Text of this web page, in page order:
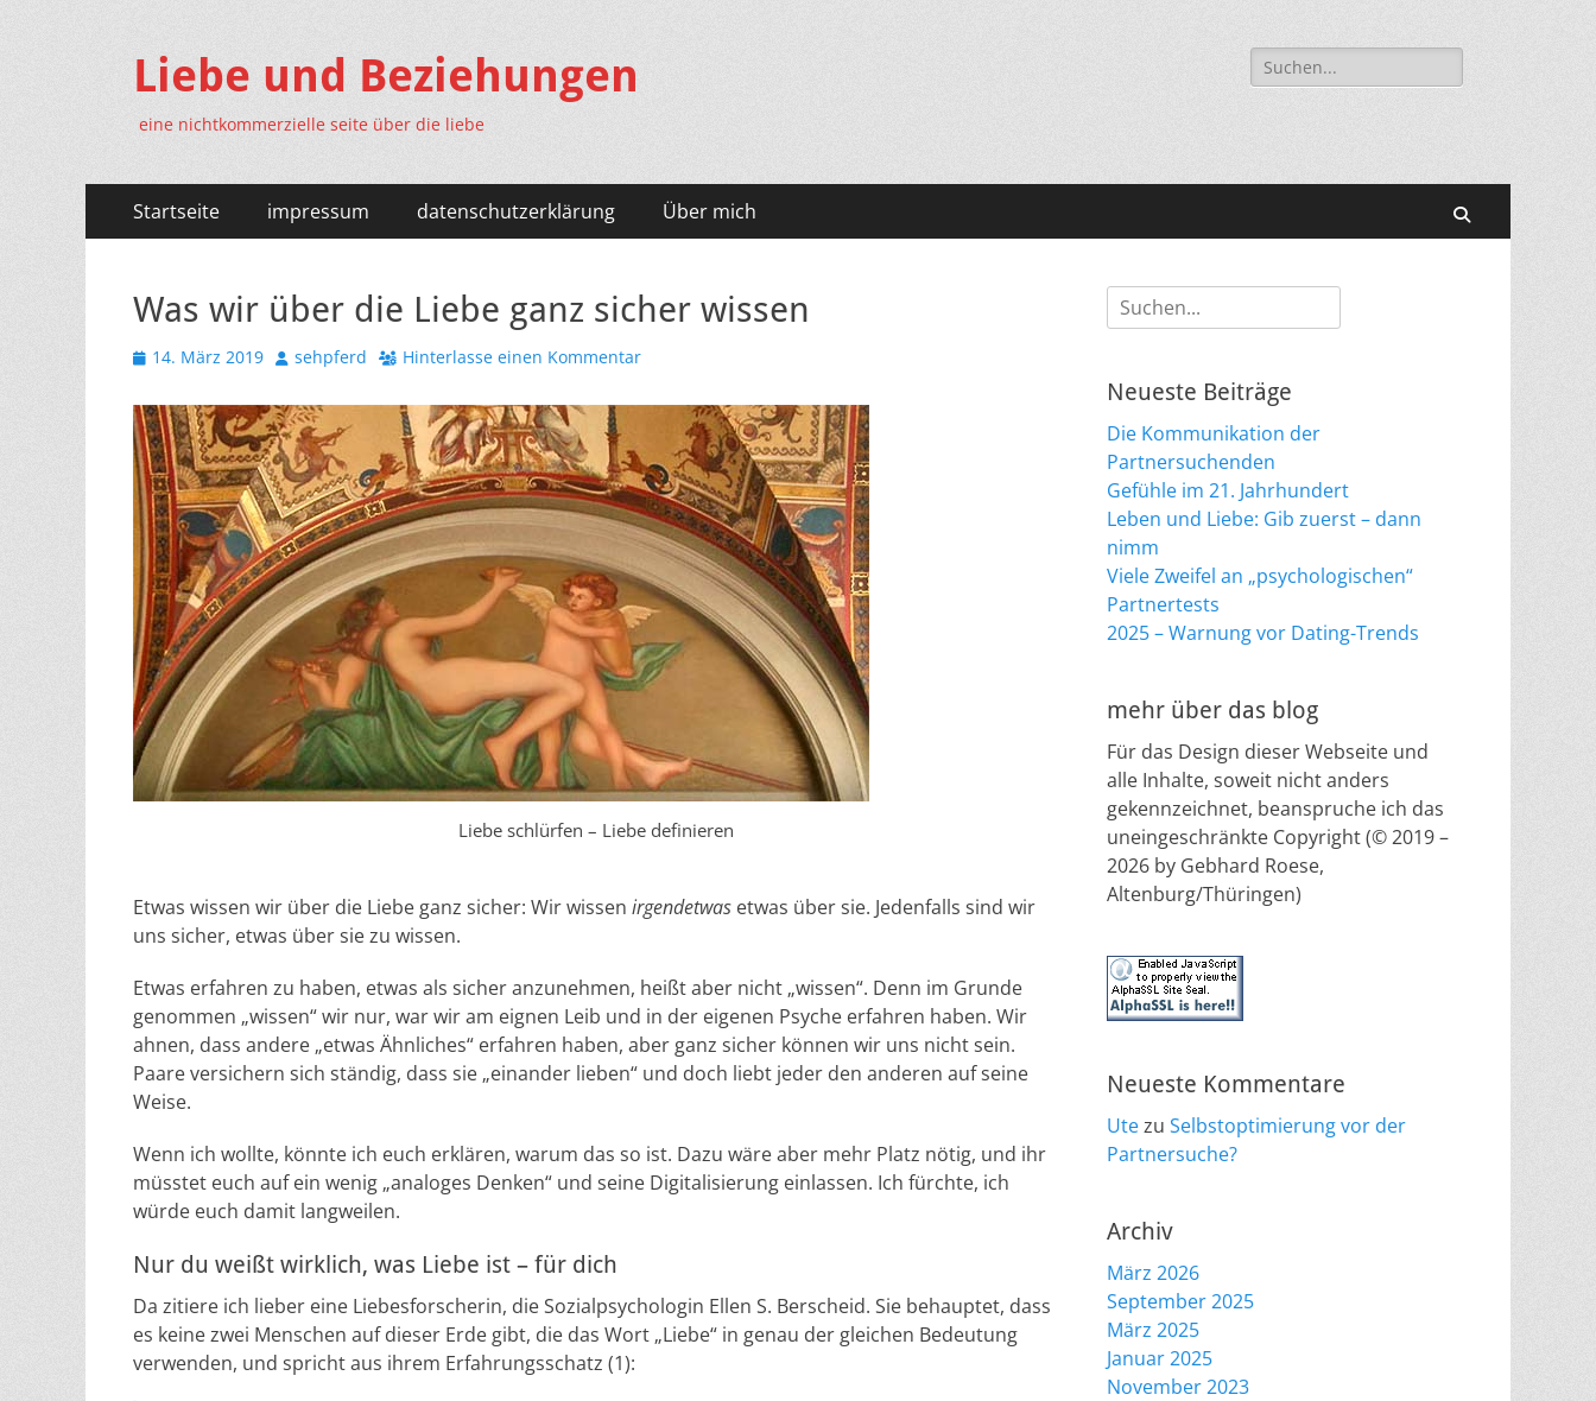
Liebe und Beziehungen
eine nichtkommerzielle seite über die liebe
Suche
nach:
Primäres
Menü
Inhalt
Startseite impressum datenschutzerklärung Über mich
Was wir über die Liebe ganz sicher wissen
Veröffentlicht
14. März 2019 Autorsehpferd Hinterlasse einen Kommentar
Liebe schlürfen – Liebe definieren
Etwas wissen wir über die Liebe ganz sicher: Wir wissen irgendetwas etwas über sie. Jedenfalls sind wir
uns sicher, etwas über sie zu wissen.
Etwas erfahren zu haben, etwas als sicher anzunehmen, heißt aber nicht „wissen“. Denn im Grunde
genommen „wissen“ wir nur, war wir am eignen Leib und in der eigenen Psyche erfahren haben. Wir
ahnen, dass andere „etwas Ähnliches“ erfahren haben, aber ganz sicher können wir uns nicht sein.
Paare versichern sich ständig, dass sie „einander lieben“ und doch liebt jeder den anderen auf seine
Weise.
Wenn ich wollte, könnte ich euch erklären, warum das so ist. Dazu wäre aber mehr Platz nötig, und ihr
müsstet euch auf ein wenig „analoges Denken“ und seine Digitalisierung einlassen. Ich fürchte, ich
würde euch damit langweilen.
Nur du weißt wirklich, was Liebe ist – für dich
Da zitiere ich lieber eine Liebesforscherin, die Sozialpsychologin Ellen S. Berscheid. Sie behauptet, dass
es keine zwei Menschen auf dieser Erde gibt, die das Wort „Liebe“ in genau der gleichen Bedeutung
verwenden, und spricht aus ihrem Erfahrungsschatz (1):
Suche
nach:
Neueste Beiträge
Die Kommunikation der
Partnersuchenden
Gefühle im 21. Jahrhundert
Leben und Liebe: Gib zuerst – dann
nimm
Viele Zweifel an „psychologischen“
Partnertests
2025 – Warnung vor Dating-Trends
mehr über das blog
Für das Design dieser Webseite und
alle Inhalte, soweit nicht anders
gekennzeichnet, beanspruche ich das
uneingeschränkte Copyright (© 2019 –
2026 by Gebhard Roese,
Altenburg/Thüringen)
Neueste Kommentare
Utezu Selbstoptimierung vor der
Partnersuche?
Archiv
März 2026
September 2025
März 2025
Januar 2025
November 2023